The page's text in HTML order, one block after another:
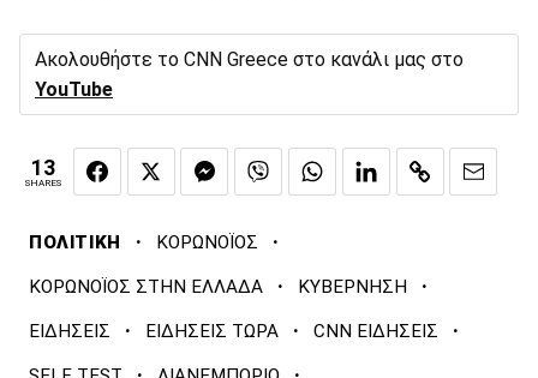
Ακολουθήστε το CNN Greece στο κανάλι μας στο
YouTube
13
SHARES
ΠΟΛΙΤΙΚΗ · ΚΟΡΩΝΟΪΟΣ ·
ΚΟΡΩΝΟΪΟΣ ΣΤΗΝ ΕΛΛΑΔΑ · ΚΥΒΕΡΝΗΣΗ ·
ΕΙΔΗΣΕΙΣ · ΕΙΔΗΣΕΙΣ ΤΩΡΑ · CNN ΕΙΔΗΣΕΙΣ ·